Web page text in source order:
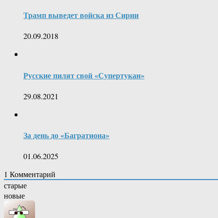
Трамп выведет войска из Сирии
20.09.2018
Русские пилят свой «Супертукан»
29.08.2021
За день до «Багратиона»
01.06.2025
1 Комментарий
старые
новые